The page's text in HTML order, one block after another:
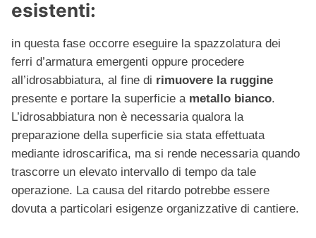
esistenti:
in questa fase occorre eseguire la spazzolatura dei
ferri d’armatura emergenti oppure procedere
all’idrosabbiatura, al fine di rimuovere la ruggine
presente e portare la superficie ametallo bianco.
L’idrosabbiatura non è necessaria qualora la
preparazione della superficie sia stata effettuata
mediante idroscarifica, ma si rende necessaria quando
trascorre un elevato intervallo di tempo da tale
operazione. La causa del ritardo potrebbe essere
dovuta a particolari esigenze organizzative di cantiere.